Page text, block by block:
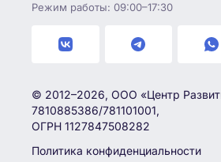
Режим работы: 09:00–17:30
© 2012–2026, ООО «Центр
7810885386/781101001,
ОГРН 1127847508282
Политика конфиденциальности